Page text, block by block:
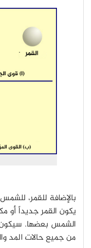
بالإضافة للقمر،
يكون القمر جديداً أو
الشمس بعضها. سيكون
من جميع حالات المد